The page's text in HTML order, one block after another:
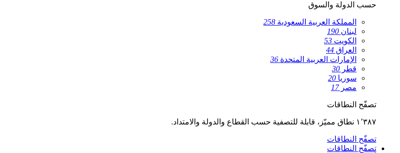
حسب الدولة والسوق
المملكة العربية السعودية 258
لبنان 190
الكويت 53
العراق 44
الإمارات العربية المتحدة 36
قطر 30
سوريا 20
مصر17
تصفّح النطاقات
١٬٣٨٧ نطاق مميّز، قابلة للتصفية حسب القطاع والدولة والامتداد.
تصفّح النطاقات
تصفّح النطاقات